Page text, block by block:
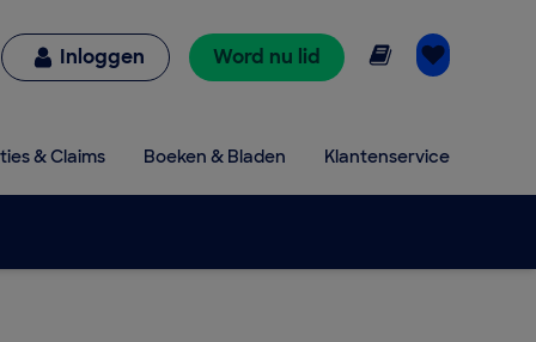
Inloggen Word nu lid Online lezen
& Claims Boeken & Bladen Klantenservice